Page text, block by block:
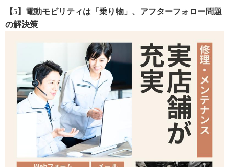
【5】電動モビリティは「乗り物」、アフターフォロー問題
の解決策